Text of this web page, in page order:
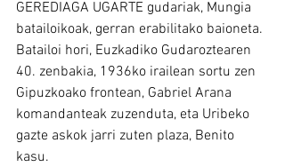
GEREDIAGA UGARTE gudariak, Mungia
batailoikoak, gerran erabilitako baioneta.
Batailoi hori, Euzkadiko Gudaroztearen
40. zenbakia, 1936ko irailean sortu zen
Gipuzkoako frontean, Gabriel Arana
komandanteak zuzenduta, eta Uribeko
gazte askok jarri zuten plaza, Benito
kasu.